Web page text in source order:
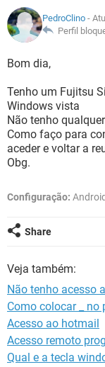
INSTAGRAM
GUIA DE COMPRAS
OUTLOOK
INSTAGRAM
GUIA DE COMPRAS
JOGOS
CELULAR
GUIA DE COMPRAS
GLOSSÁRIO
JOGOS
CELULAR
OUTLOOK
INSTAGRAM
GUIA DE COMPRAS
PedroClino -
Perfil
Bom dia,
Tenho um Fujitsu
Windows vista
Não tenho
Como faço para
aceder e voltar a
Obg.
Configuração:
Share
Veja também:
Não tenho acesso
Como colocar _ no
Acesso ao hotmail
Acesso remoto
Qual e a tecla